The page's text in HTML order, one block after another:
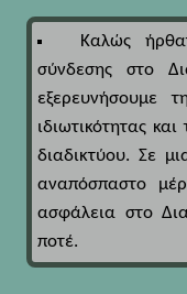
Καλώς
σύνδεσης στο
εξερευνήσουμε
ιδιωτικότητας
διαδικτύου. Σε
αναπόσπαστο
ασφάλεια στο
ποτέ.